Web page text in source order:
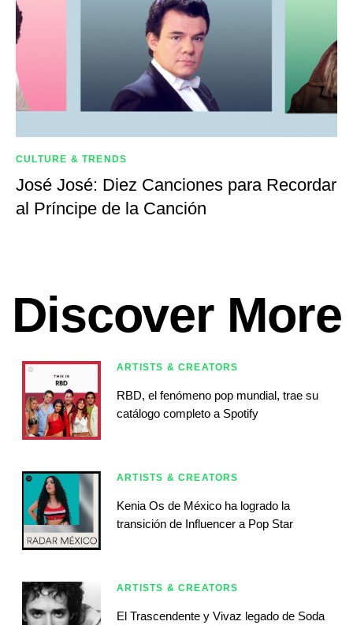
CULTURE & TRENDS
José José: Diez Canciones para Recordar
al Príncipe de la Canción
Discover More
ARTISTS & CREATORS
RBD, el fenómeno pop mundial, trae su
catálogo completo a Spotify
ARTISTS & CREATORS
Kenia Os de México ha logrado la
transición de Influencer a Pop Star
ARTISTS & CREATORS
El Trascendente y Vivaz legado de Soda